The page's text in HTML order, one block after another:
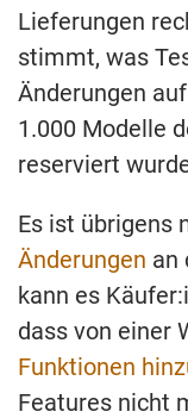
Lieferungen
stimmt, was
Änderungen
1.000 Modelle
reserviert
Es ist übrigens
Änderungen an
kann es
dass von einer
Funktionen
Features nicht